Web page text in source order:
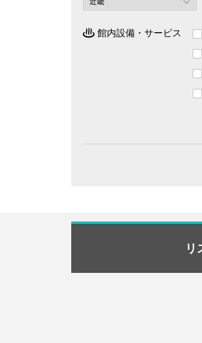
館内設備・サービス
リ